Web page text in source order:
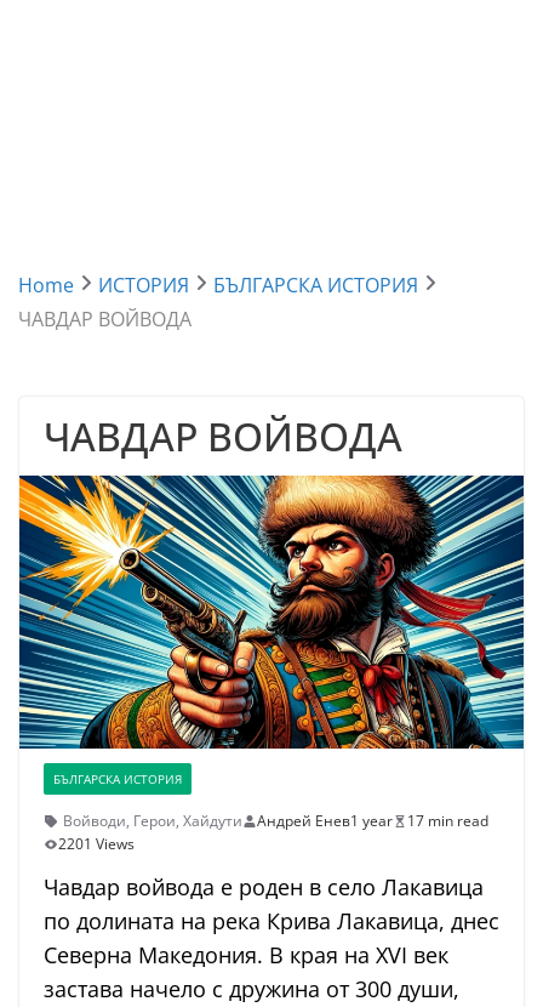
Home ИСТОРИЯ
БЪЛГАРСКА ИСТОРИЯ
ЧАВДАР ВОЙВОДА
ЧАВДАР ВОЙВОДА
БЪЛГАРСКА ИСТОРИЯ
Войводи, Герои, Хайдути Андрей Енев1 year
17 min read
2201 Views
Чавдар войвода е роден в село Лакавица
по долината на река Крива Лакавица, днес
Северна Македония. В края на XVI век
застава начело с дружина от 300 души,